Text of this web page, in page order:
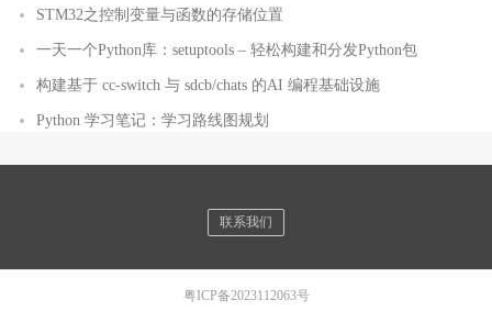
STM32之控制变量与函数的存储位置
一天一个Python库：setuptools – 轻松构建和分发Python包
构建基于 cc-switch 与 sdcb/chats 的AI 编程基础设施
Python 学习笔记：学习路线图规划
联系我们
粤ICP备2023112063号